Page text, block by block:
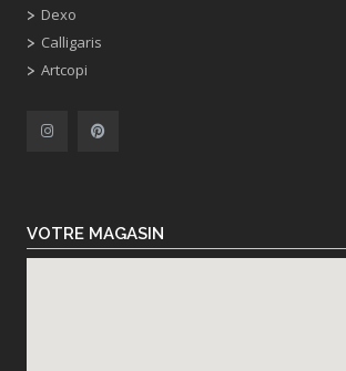
Dexo
Calligaris
Artcopi
VOTRE MAGASIN